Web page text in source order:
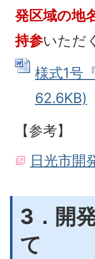
発区域の地
持参いただ
様式1号
62.6KB)
【参考】
日光市開
3．開
て